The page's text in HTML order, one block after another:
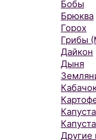
Бобы
Брюква
Горох
Грибы
Дайкон
Дыня
Другие